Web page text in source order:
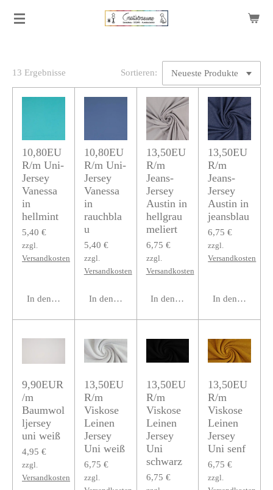
Zum
13 Ergebnisse Sortieren:
10,80EU
R/m Uni-
Jersey
Vanessa
in
hellmint
5,40 €
zzgl.
Versandkosten
In den Warenkorb
10,80EU
R/m Uni-
Jersey
Vanessa
in
rauchbla
u
5,40 €
zzgl.
Versandkosten
In den Warenkorb
13,50EU
R/m
Jeans-
Jersey
Austin in
hellgrau
meliert
6,75 €
zzgl.
Versandkosten
In den Warenkorb
13,50EU
R/m
Jeans-
Jersey
Austin in
jeansblau
6,75 €
zzgl.
Versandkosten
In den
9,90EUR
/m
Baumwol
ljersey
uni weiß
4,95 €
zzgl.
Versandkosten
13,50EU
R/m
Viskose
Leinen
Jersey
Uni weiß
6,75 €
zzgl.
13,50EU
R/m
Viskose
Leinen
Jersey
Uni
schwarz
6,75 €
13,50EU
R/m
Viskose
Leinen
Jersey
Uni senf
6,75 €
zzgl.